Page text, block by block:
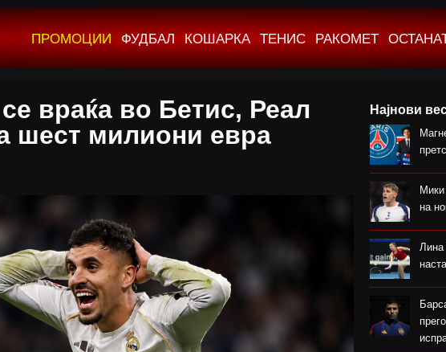
ПРОМОЦИИ ФУДБАЛ КОШАРКА ТЕНИС РАКОМЕТ
враќа во Бетис, Реал
шест милиони евра
Најнови
на
Лина